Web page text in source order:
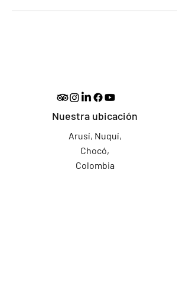
Nuestra ubicación
Arusí, Nuquí,
Chocó,
Colombia